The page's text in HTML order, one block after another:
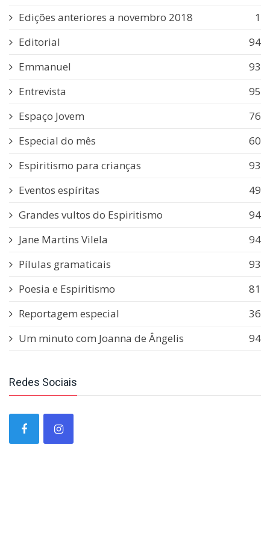
Edições anteriores a novembro 2018
1
Editorial
94
Emmanuel
93
Entrevista
95
Espaço Jovem
76
Especial do mês
60
Espiritismo para crianças
93
Eventos espíritas
49
Grandes vultos do Espiritismo
94
Jane Martins Vilela
94
Pílulas gramaticais
93
Poesia e Espiritismo
81
Reportagem especial
36
Um minuto com Joanna de Ângelis
94
Redes Sociais